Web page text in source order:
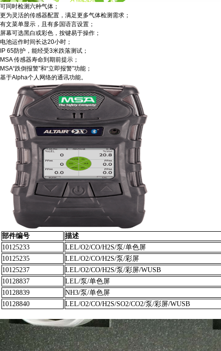
可同时检测六种气体；
更为灵活的传感器配置，满足更多气体检测需求；
有文菜单显示，且有多国语言设置；
屏幕可选黑白或彩色，按键易于操作；
电池运作时间长达20小时；
IP 65防护，能经受3米跌落测试；
MSA 传感器寿命到期前提示；
MSA“跌倒报警”和“立即报警”功能；
基于Alpha个人网络的通讯功能。
部件编号
描述
10125233
LEL/O2/CO/H2S/泵/单色屏
10125235
LEL/O2/CO/H2S/泵/彩屏
10125237
LEL/O2/CO/H2S/泵/彩屏/WUSB
10128837
LEL/泵/单色屏
10128839
NH3/泵/单色屏
10128840
LEL/O2/CO/H2S/SO2/CO2/泵/彩屏/WUSB